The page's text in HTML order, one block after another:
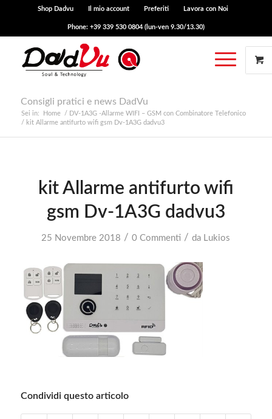
Shop Dadvu Il mio account Preferiti Lavora con Noi
Phone: +39 339 530 0804 (lun-ven 9.30/13.30)
Consigli pratici e news DadVu
Sei in: Home / DV-1A3G -Allarme WIFI – GSM con Combinatore Telefonico
/ kit Allarme antifurto wifi gsm Dv-1A3G dadvu3
kit Allarme antifurto wifi
gsm Dv-1A3G dadvu3
25 Novembre 2018 / 0 Commenti / da Lukios
Condividi questo articolo